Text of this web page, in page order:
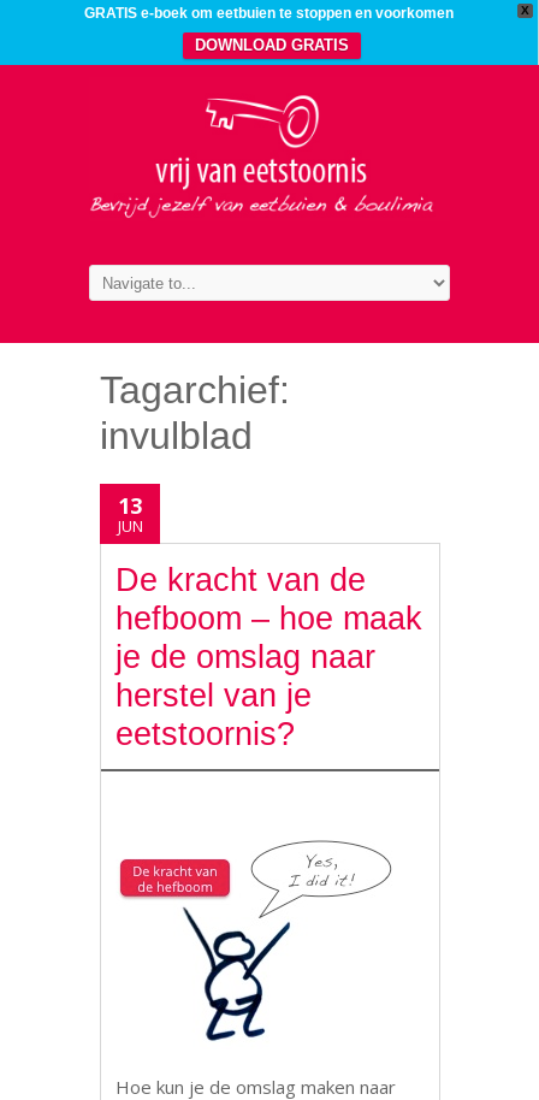
X
GRATIS e-boek om eetbuien te stoppen en voorkomen
DOWNLOAD GRATIS
Tagarchief:
invulblad
13
JUN
De kracht van de
hefboom – hoe maak
je de omslag naar
herstel van je
eetstoornis?
Hoe kun je de omslag maken naar